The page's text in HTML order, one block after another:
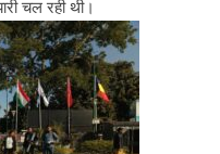
चल रही थी।